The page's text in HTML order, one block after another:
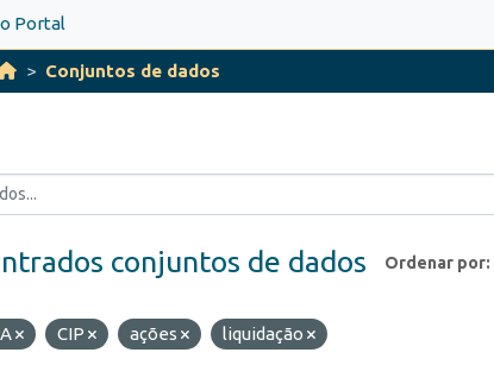
Portal
Conjuntos de dados
Ordenar por
conjuntos de dados
CIP ações
liquidação